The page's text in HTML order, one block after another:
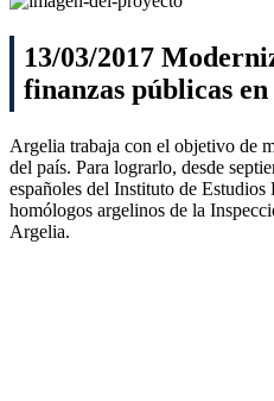
13/03/2017
finanzas públicas
Argelia trabaja con el objetivo de
del país. Para lograrlo, desde
españoles del Instituto de Estudios
homólogos argelinos de la
Argelia.